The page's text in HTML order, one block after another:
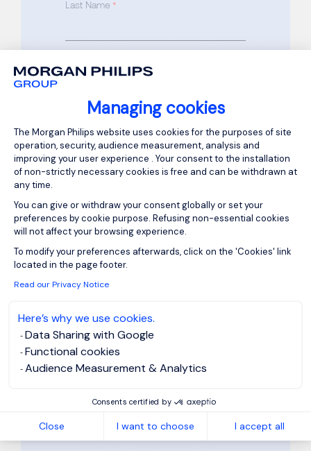
Managing cookies
Consent Management Platform:
The Morgan Philips website uses cookies for the purposes of site
operation, security, audience measurement, analysis and
improving your user experience . Your consent to the installation
of non-strictly necessary cookies is free and can be withdrawn at
any time.
You can give or withdraw your consent globally or set your
preferences by cookie purpose. Refusing non-essential cookies
will not affect your browsing experience.
To modify your preferences afterwards, click on the 'Cookies' link
located in the page footer.
Read our Privacy Notice
Here’s why we use cookies.
Data Sharing with Google
Functional cookies
Audience Measurement & Analytics
Consents certified by
Close I want to choose I accept all
Last Name *
*
(required)
Drop your cover letter here or
MS Word, PDF, HTML and text formats.
Your personal details will be treated
to conform with our
I hereby accept the Privacy Notice.
Apply